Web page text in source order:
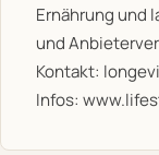
Ernährung und
und
Kontakt:
Infos: